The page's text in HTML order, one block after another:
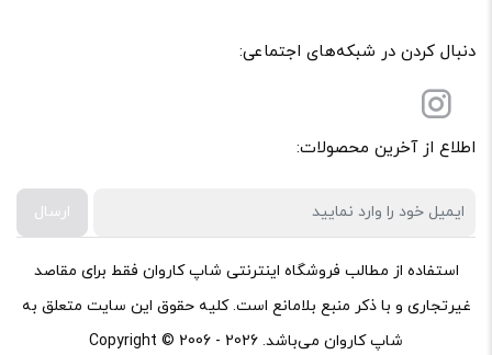
دنبال کردن در شبکه‌های اجتماعی:
اطلاع از آخرین محصولات:
ارسال
استفاده از مطالب فروشگاه اینترنتی شاپ کاروان فقط برای مقاصد
غیرتجاری و با ذکر منبع بلامانع است. کلیه حقوق این سایت متعلق به
شاپ کاروان می‌باشد. Copyright © 2006 - 2026